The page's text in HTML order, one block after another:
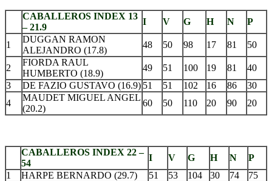
CABALLEROS INDEX 13
– 21.9
I V G H N P
1
DUGGAN RAMON
ALEJANDRO (17.8)
48 50 98 17 81 50
2
FIORDA RAUL
HUMBERTO (18.9)
49 51 100 19 81
40
3
DE FAZIO GUSTAVO (16.9) 51 51 102 16 86
30
4
MAUDET MIGUEL ANGEL
(20.2)
60 50 110 20 90 20
CABALLEROS INDEX 22 –
54
I V G H N
P
1
HARPE BERNARDO (29.7) 51 53 104 30 74
75